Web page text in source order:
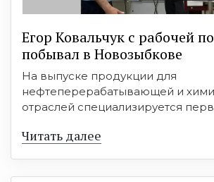
Егор Ковальчук с рабочей
побывал в Новозыбкове
На выпуске продукции для
нефтеперерабатывающей и
отраслей специализируется
Читать далее